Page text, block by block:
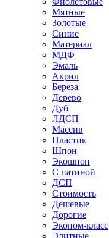
Мятные
Золотые
Синие
Материал
МДФ
Эмаль
Акрил
Береза
Дерево
Дуб
ЛДСП
Массив
Пластик
Шпон
Экошпон
С патиной
ДСП
Стоимость
Дешевые
Дорогие
Эконом-класс
Элитные